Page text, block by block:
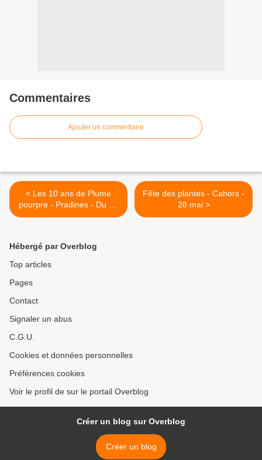
Commentaires
Ajouter un commentaire
< Les 10 ans de Plume
pourpre - Pradines - Du 27
au 31 mai
Fête des plantes - Cahors -
28 mai >
Hébergé par Overblog
Top articles
Pages
Contact
Signaler un abus
C.G.U.
Cookies et données personnelles
Préférences cookies
Voir le profil de sur le portail Overblog
Créer un blog sur Overblog
Créer un blog